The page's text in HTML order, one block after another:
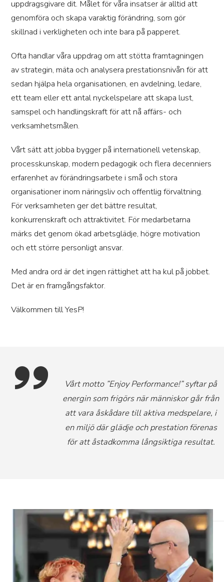
uppdragsgivare dit. Målet för våra insatser är alltid att
genomföra och skapa varaktig förändring, som gör
skillnad i verkligheten och inte bara på papperet.
Ofta handlar våra uppdrag om att stötta framtagningen
av strategin, mäta och analysera prestationsnivån för att
sedan hjälpa hela organisationen, en avdelning, ledare,
ett team eller ett antal nyckelspelare att skapa lust,
samspel och handlingskraft för att nå affärs- och
verksamhetsmålen.
Vårt sätt att jobba bygger på internationell vetenskap,
processkunskap, modern pedagogik och flera decenniers
erfarenhet av förändringsarbete i små och stora
organisationer inom näringsliv och offentlig förvaltning.
För verksamheten ger det bättre resultat,
konkurrenskraft och attraktivitet. För medarbetarna
märks det genom ökad arbetsglädje, högre motivation
och ett större personligt ansvar.
Med andra ord är det ingen rättighet att ha kul på jobbet.
Det är en framgångsfaktor.
Välkommen till YesP!
Vårt motto ”Enjoy Performance!” syftar på
energin som frigörs när människor går från
att vara åskådare till aktiva medspelare, i
en miljö där glädje och prestation förenas
för att åstadkomma långsiktiga resultat.